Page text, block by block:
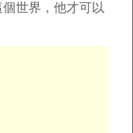
世界，他才可以